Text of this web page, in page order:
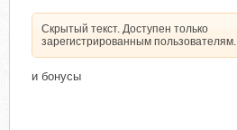
Скрытый текст. Доступен только
зарегистрированным пользователям.
и бонусы